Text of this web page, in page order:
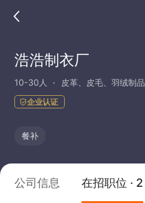
浩浩制衣厂
10-30人 皮革、皮毛、羽绒制品
企业认证
餐补
公司信息 在招职位 · 2